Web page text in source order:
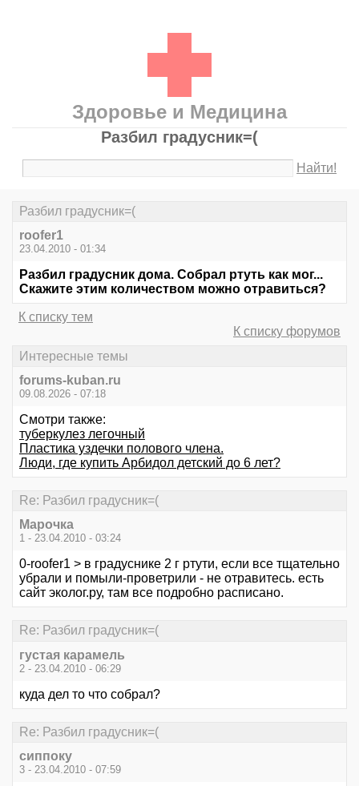
Здоровье и Медицина
Разбил градусник=(
Найти!
Разбил градусник=(
roofer1
23.04.2010 - 01:34
Разбил градусник дома. Собрал ртуть как мог...
Скажите этим количеством можно отравиться?
К списку тем
К списку форумов
Интересные темы
forums-kuban.ru
09.08.2026 - 07:18
Смотри также:
туберкулез легочный
Пластика уздечки полового члена.
Люди, где купить Арбидол детский до 6 лет?
Re: Разбил градусник=(
Марочка
1 - 23.04.2010 - 03:24
0-roofer1 > в градуснике 2 г ртути, если все тщательно
убрали и помыли-проветрили - не отравитесь. есть
сайт эколог.ру, там все подробно расписано.
Re: Разбил градусник=(
густая карамель
2 - 23.04.2010 - 06:29
куда дел то что собрал?
Re: Разбил градусник=(
сиппоку
3 - 23.04.2010 - 07:59